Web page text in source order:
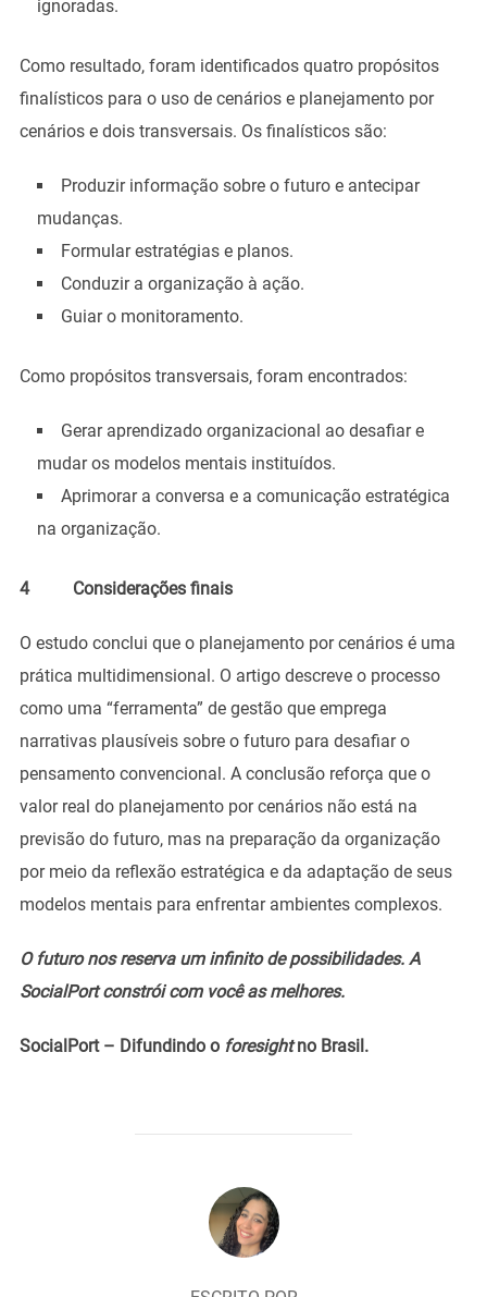
ignoradas.
Como resultado, foram identificados quatro propósitos
finalísticos para o uso de cenários e planejamento por
cenários e dois transversais. Os finalísticos são:
Produzir informação sobre o futuro e antecipar
mudanças.
Formular estratégias e planos.
Conduzir a organização à ação.
Guiar o monitoramento.
Como propósitos transversais, foram encontrados:
Gerar aprendizado organizacional ao desafiar e
mudar os modelos mentais instituídos.
Aprimorar a conversa e a comunicação estratégica
na organização.
4 Considerações finais
O estudo conclui que o planejamento por cenários é uma
prática multidimensional. O artigo descreve o processo
como uma “ferramenta” de gestão que emprega
narrativas plausíveis sobre o futuro para desafiar o
pensamento convencional. A conclusão reforça que o
valor real do planejamento por cenários não está na
previsão do futuro, mas na preparação da organização
por meio da reflexão estratégica e da adaptação de seus
modelos mentais para enfrentar ambientes complexos.
O futuro nos reserva um infinito de possibilidades. A
SocialPort constrói com você as melhores.
SocialPort – Difundindo o foresightno Brasil.
AUTOR DO POST